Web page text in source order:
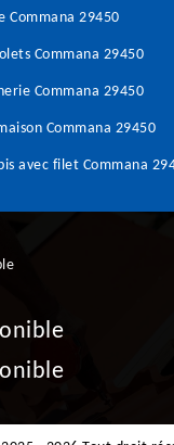
Commana 29450
Commana 29450
Commana 29450
Commana 29450
avec filet Commana